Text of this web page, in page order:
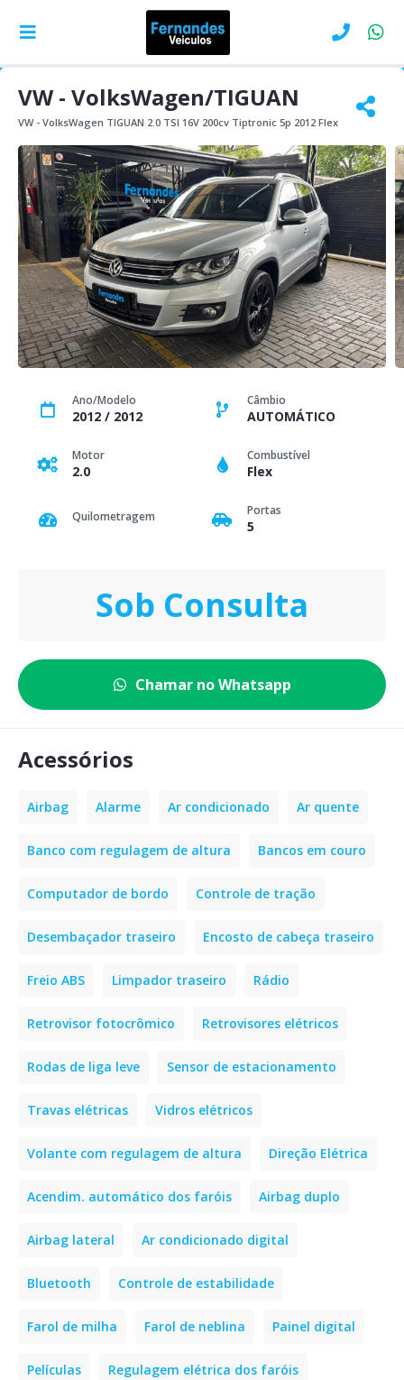
VW - VolksWagen/TIGUAN
VW - VolksWagen TIGUAN 2.0 TSI 16V 200cv Tiptronic 5p 2012 Flex
Ano/Modelo
2012 / 2012
Câmbio
AUTOMÁTICO
Motor
2.0
Combustível
Flex
Quilometragem Portas
5
Sob Consulta
Chamar no Whatsapp
Acessórios
Airbag Alarme Ar condicionado Ar quente
Banco com regulagem de altura Bancos em couro
Computador de bordo Controle de tração
Desembaçador traseiro Encosto de cabeça traseiro
Freio ABS Limpador traseiro Rádio
Retrovisor fotocrômico Retrovisores elétricos
Rodas de liga leve Sensor de estacionamento
Travas elétricas Vidros elétricos
Volante com regulagem de altura Direção Elétrica
Acendim. automático dos faróis Airbag duplo
Airbag lateral Ar condicionado digital
Bluetooth Controle de estabilidade
Farol de milha Farol de neblina Painel digital
Películas Regulagem elétrica dos faróis